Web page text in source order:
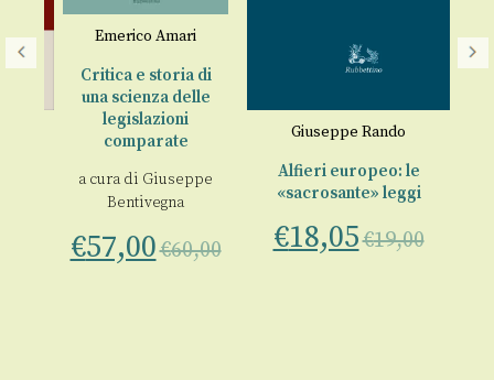
Emerico Amari
Critica e storia di
una scienza delle
legislazioni
comparate
a cura di Giuseppe
Bentivegna
€57,00€60,00
Giuseppe Rando
Alfieri europeo: le
«sacrosante» leggi
€18,05€19,00